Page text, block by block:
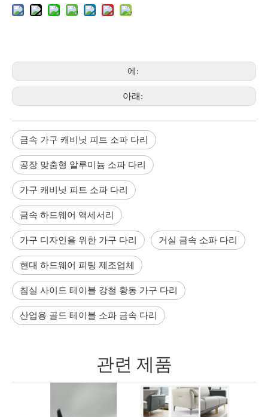
에:
아래:
금속 가구 캐비닛 피트 소파 다리
공장 맞춤형 알루미늄 소파 다리
가구 캐비닛 피트 소파 다리
금속 하드웨어 액세서리
가구 디자인을 위한 가구 다리 거실 금속 소파 다리
현대 하드웨어 피팅 제조업체
침실 사이드 테이블 강철 황동 가구 다리
산업용 골드 테이블 소파 금속 다리
관련 제품